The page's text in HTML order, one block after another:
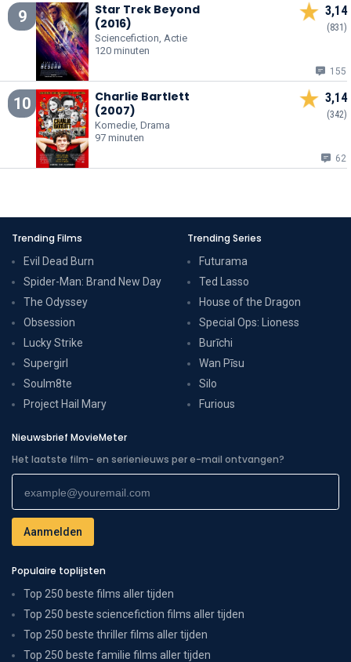
9
Star Trek Beyond
(2016)
Sciencefiction, Actie
120 minuten
3,14
(831)
155
10
Charlie Bartlett
(2007)
Komedie, Drama
97 minuten
3,14
(342)
62
Trending Films
Evil Dead Burn
Spider-Man: Brand New Day
The Odyssey
Obsession
Lucky Strike
Supergirl
Soulm8te
Project Hail Mary
Trending Series
Futurama
Ted Lasso
House of the Dragon
Special Ops: Lioness
Burīchi
Wan Pīsu
Silo
Furious
Nieuwsbrief MovieMeter
Het laatste film- en serienieuws per e-mail ontvangen?
Populaire toplijsten
Top 250 beste films aller tijden
Top 250 beste sciencefiction films aller tijden
Top 250 beste thriller films aller tijden
Top 250 beste familie films aller tijden